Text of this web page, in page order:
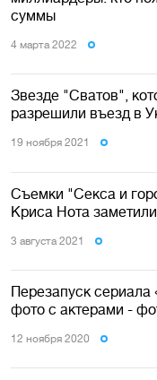
суммы
4 марта 2022
Звезде "Сватов",
разрешили въезд в
19 ноября 2021
Съемки "Секса и
Криса Нота
3 августа 2021
Перезапуск сериала
фото с актерами -
12 ноября 2020